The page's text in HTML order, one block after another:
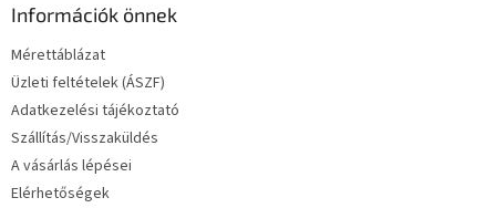
Információk önnek
Mérettáblázat
Üzleti feltételek (ÁSZF)
Adatkezelési tájékoztató
Szállítás/Visszaküldés
A vásárlás lépései
Elérhetőségek